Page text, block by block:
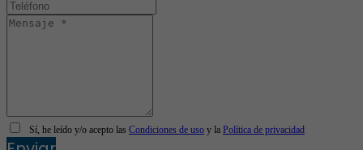
Sí, he leído y/o acepto las Condiciones de uso y la Política de privacidad